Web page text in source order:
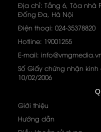
Địa chỉ: Tầng 6, Tòa nhà
Đống Đa, Hà Nội
Điện thoại: 024-35378820
Hotline: 19001255
E-mail:
Số Giấy chứng nhận kinh
10/02/2006
Giới thiệu
Hướng dẫn